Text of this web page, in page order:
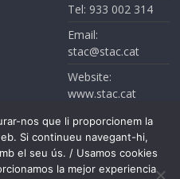
Tel: 933 002 314
Email:
stac@stac.cat
Website:
www.stac.cat
nos que li proporcionem la
Si continueu navegant-hi,
el seu ús. / Usamos cookies
la mejor experiencia